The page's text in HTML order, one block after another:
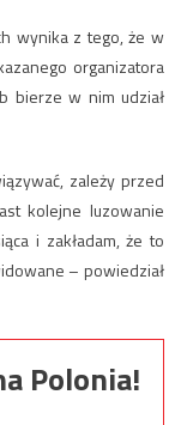
wynika z tego, że w
organizatora
bierze w nim udział
zależy przed
kolejne luzowanie
i zakładam, że to
– powiedział
Polonia!